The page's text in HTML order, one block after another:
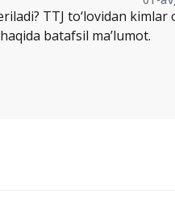
TTJ to‘lovidan kimlar
batafsil ma’lumot.